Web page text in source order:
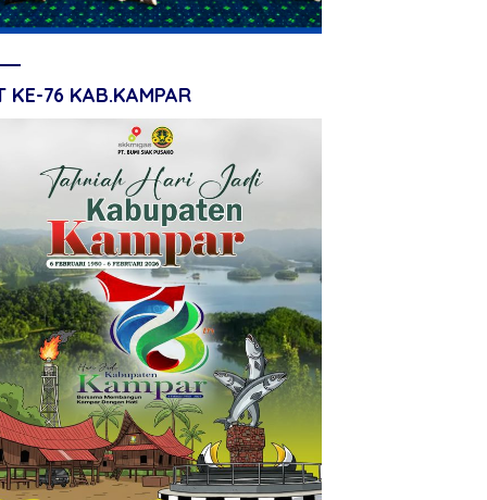
KE-76 KAB.KAMPAR